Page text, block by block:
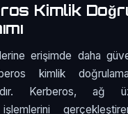
Kimlik
erişimde daha
kimlik
Kerberos, ağ
işlemlerini